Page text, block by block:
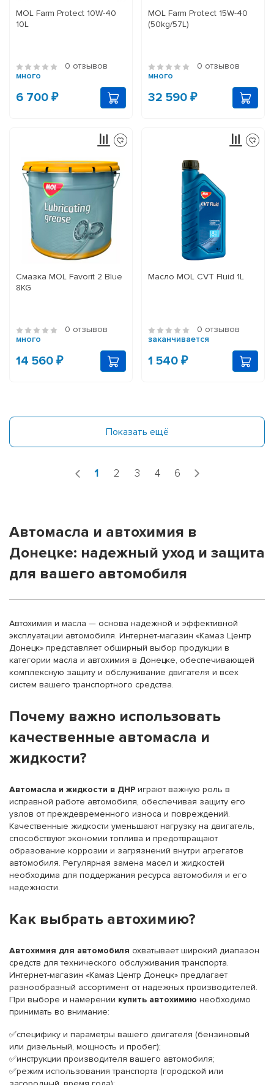
MOL Farm Protect 10W-40
10L
0 отзывов
много
6 700 ₽
MOL Farm Protect 15W-40
(50kg/57L)
0 отзывов
много
32 590 ₽
Смазка MOL Favorit 2 Blue
8KG
0 отзывов
много
14 560 ₽
Масло MOL CVT Fluid 1L
0 отзывов
заканчивается
1 540 ₽
Показать ещё
1 2 3 4 6
Автомасла и автохимия в
Донецке: надежный уход и защита
для вашего автомобиля
Автохимия и масла — основа надежной и эффективной
эксплуатации автомобиля. Интернет-магазин «Камаз Центр
Донецк» представляет обширный выбор продукции в
категории масла и автохимия в Донецке, обеспечивающей
комплексную защиту и обслуживание двигателя и всех
систем вашего транспортного средства.
Почему важно использовать
качественные автомасла и
жидкости?
Автомасла и жидкости в ДНР играют важную роль в
исправной работе автомобиля, обеспечивая защиту его
узлов от преждевременного износа и повреждений.
Качественные жидкости уменьшают нагрузку на двигатель,
способствуют экономии топлива и предотвращают
образование коррозии и загрязнений внутри агрегатов
автомобиля. Регулярная замена масел и жидкостей
необходима для поддержания ресурса автомобиля и его
надежности.
Как выбрать автохимию?
Автохимия для автомобиля охватывает широкий диапазон
средств для технического обслуживания транспорта.
Интернет-магазин «Камаз Центр Донецк» предлагает
разнообразный ассортимент от надежных производителей.
При выборе и намерении купить автохимию необходимо
принимать во внимание:
✅специфику и параметры вашего двигателя (бензиновый
или дизельный, мощность и пробег);
✅инструкции производителя вашего автомобиля;
✅режим использования транспорта (городской или